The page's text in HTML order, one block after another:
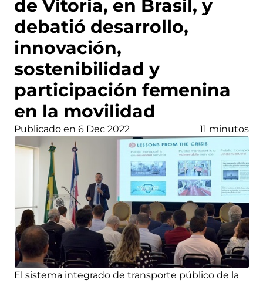
de Vitoria, en Brasil, y
debatió desarrollo,
innovación,
sostenibilidad y
participación femenina
en la movilidad
Publicado en 6 Dec 2022 11 minutos
El sistema integrado de transporte público de la